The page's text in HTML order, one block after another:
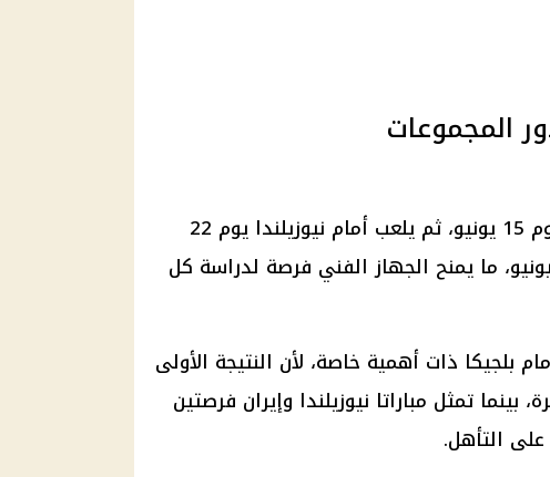
المجموعات
يبدأ منتخب مصر بمواجهة بلجيكا يوم 15 يونيو، ثم يلعب أمام نيوزيلندا يوم 22
وبعدها يواجه إيران يوم 27 يونيو، ما يمنح الجهاز الفني فرصة لدراسة كل
بلجيكا ذات أهمية خاصة، لأن النتيجة الأولى
تمثل مباراتا نيوزيلندا وإيران فرصتين
التأهل.